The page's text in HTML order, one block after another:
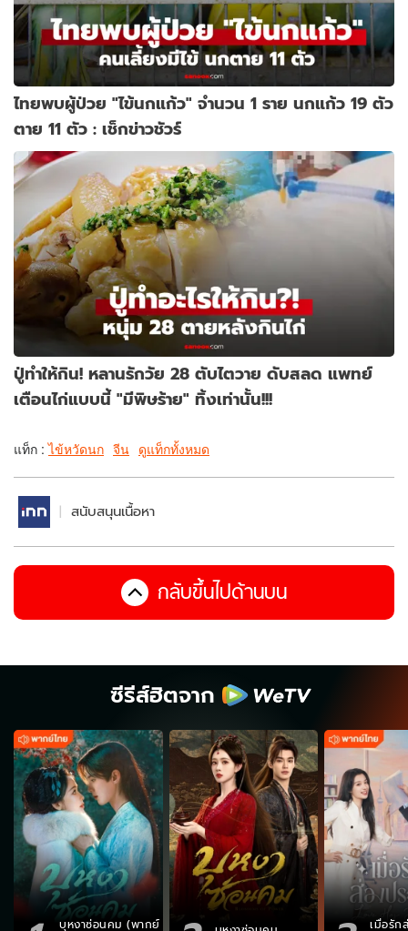
ไทยพบผู้ป่วย "ไข้นกแก้ว" จำนวน 1 ราย นกแก้ว 19 ตัว
ตาย 11 ตัว : เช็กข่าวชัวร์
ปู่ทำให้กิน! หลานรักวัย 28 ตับไตวาย ดับสลด แพทย์
เตือนไก่แบบนี้ "มีพิษร้าย" ทิ้งเท่านั้น!!!
แท็ก :ไข้หวัดนก จีน ดูแท็กทั้งหมด
สนับสนุนเนื้อหา
กลับขึ้นไปด้านบน
ซีรีส์ฮิตจาก
บุหงาซ่อนคม (พากย์ เมื่อรัก